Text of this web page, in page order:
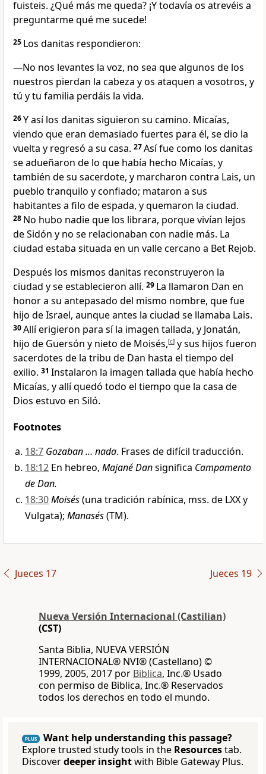
fuisteis. ¿Qué más me queda? ¡Y todavía os atrevéis a
preguntarme qué me sucede!
25 Los danitas respondieron:
―No nos levantes la voz, no sea que algunos de los
nuestros pierdan la cabeza y os ataquen a vosotros, y
tú y tu familia perdáis la vida.
26Y así los danitas siguieron su camino. Micaías,
viendo que eran demasiado fuertes para él, se dio la
vuelta y regresó a su casa. 27Así fue como los danitas
se adueñaron de lo que había hecho Micaías, y
también de su sacerdote, y marcharon contra Lais, un
pueblo tranquilo y confiado; mataron a sus
habitantes a filo de espada, y quemaron la ciudad.
28 No hubo nadie que los librara, porque vivían lejos
de Sidón y no se relacionaban con nadie más. La
ciudad estaba situada en un valle cercano a Bet Rejob.
Después los mismos danitas reconstruyeron la
ciudad y se establecieron allí. 29 La llamaron Dan en
honor a su antepasado del mismo nombre, que fue
hijo de Israel, aunque antes la ciudad se llamaba Lais.
30Allí erigieron para sí la imagen tallada, y Jonatán,
hijo de Guersón y nieto de Moisés,[c] y sus hijos fueron
sacerdotes de la tribu de Dan hasta el tiempo del
exilio. 31 Instalaron la imagen tallada que había hecho
Micaías, y allí quedó todo el tiempo que la casa de
Dios estuvo en Siló.
Footnotes
18:7 Gozaban … nada. Frases de difícil traducción.
18:12 En hebreo, Majané Dansignifica Campamento
de Dan.
18:30Moisés(una tradición rabínica, mss. de LXX y
Vulgata); Manasés(TM).
Jueces 17 Jueces 19
Nueva Versión Internacional (Castilian)
(CST)
Santa Biblia, NUEVA VERSIÓN
INTERNACIONAL® NVI® (Castellano) ©
1999, 2005, 2017 por Biblica, Inc.® Usado
con permiso de Biblica, Inc.® Reservados
todos los derechos en todo el mundo.
PLUS
Want help understanding this passage?
Explore trusted study tools in the Resourcestab.
Discoverdeeper insightwith Bible Gateway Plus.